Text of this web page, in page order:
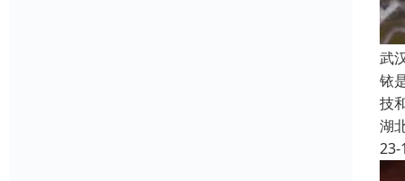
武
铱
技
湖
23-